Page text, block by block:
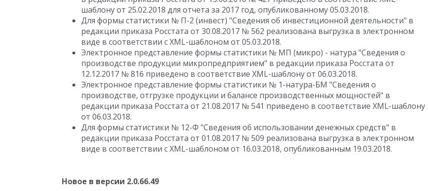
шаблону от 25.02.2018 для отчета за 2017 год, опубликованному 05.03.2018.
Для формы статистики № П-2 (инвест) "Сведения об инвестиционной деятельности" в
редакции приказа Росстата от 30.08.2017 № 562 реализована выгрузка в электронном
виде в соответствии с XML-шаблоном от 05.03.2018.
Электронное представление формы статистики № МП (микро) - натура "Сведения о
производстве продукции микропредприятием" в редакции приказа Росстата от
12.12.2017 № 816 приведено в соответствие XML-шаблону от 06.03.2018.
Электронное представление формы статистики № 1-натура-БМ "Сведения о
производстве, отгрузке продукции и балансе производственных мощностей" в
редакции приказа Росстата от 21.08.2017 № 541 приведено в соответствие XML-шаблону
от 06.03.2018.
Для формы статистики № 12-Ф "Сведения об использовании денежных средств" в
редакции приказа Росстата от 01.08.2017 № 509 реализована выгрузка в электронном
виде в соответствии с XML-шаблоном от 16.03.2018, опубликованным 19.03.2018.
Новое в версии 2.0.66.49